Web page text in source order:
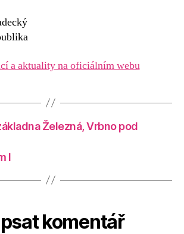
a aktuality na oficiálním webu
Železná, Vrbno pod
I
komentář